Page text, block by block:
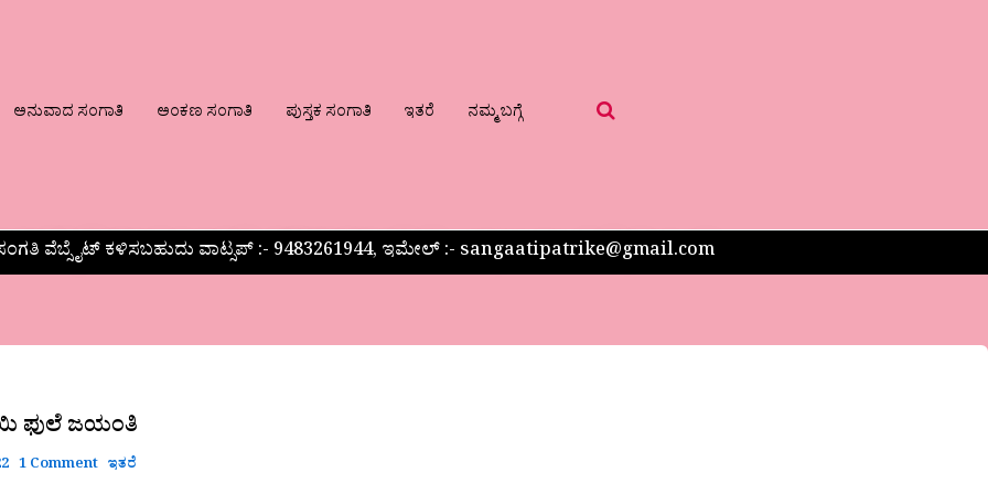
ಅನುವಾದ ಸಂಗಾತಿ ಅಂಕಣ ಸಂಗಾತಿ ಪುಸ್ತಕ ಸಂಗಾತಿ ಇತರೆ ನಮ್ಮ ಬಗ್ಗೆ
ವೆಬ್ಸೈಟ್ ಕಳಿಸಬಹುದು ವಾಟ್ಸಪ್‌ :- 9483261944, ಇಮೇಲ್ :- sangaatipatrike@gmail.com
ಫುಲೆ ಜಯಂತಿ
1 Comment ಇತರೆ